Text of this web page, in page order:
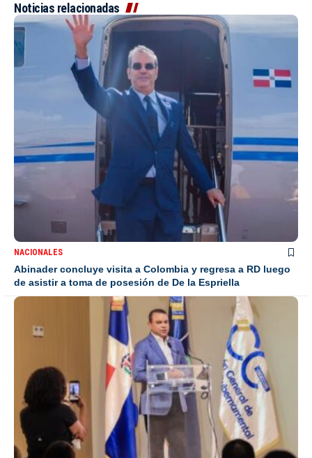
Noticias relacionadas
NACIONALES
Abinader concluye visita a Colombia y regresa a RD luego
de asistir a toma de posesión de De la Espriella